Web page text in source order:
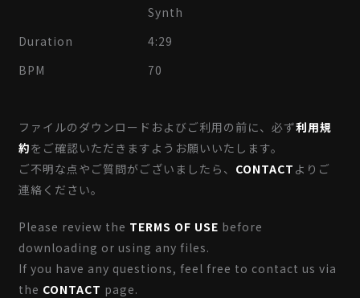
Synth
Duration
4:29
BPM
70
ファイルのダウンロードおよびご利用の前に、必ず利用規
約をご確認いただきますようお願いいたします。
ご不明な点やご質問がございましたら、 CONTACT よりご
連絡ください。
Please review the TERMS OF USE before
downloading or using any files.
If you have any questions, feel free to contact us via
the CONTACT page.